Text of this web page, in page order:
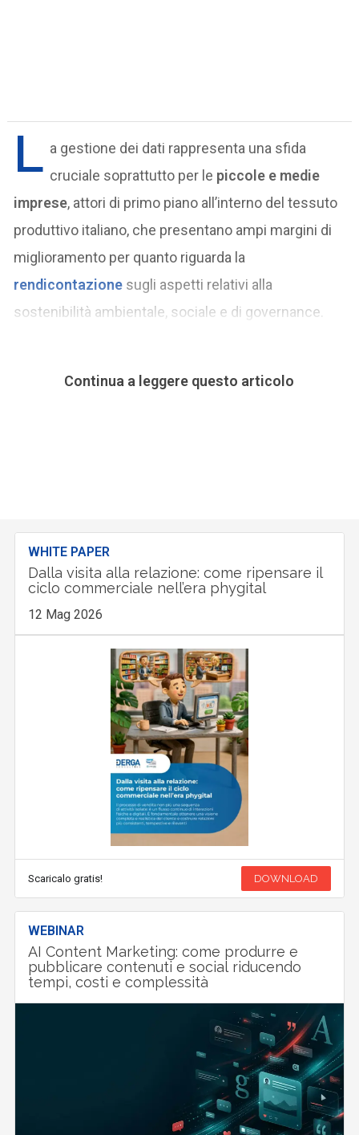
L a gestione dei dati rappresenta una sfida
cruciale soprattutto per le piccole e medie
imprese, attori di primo piano all’interno del tessuto
produttivo italiano, che presentano ampi margini di
miglioramento per quanto riguarda la
rendicontazione sugli aspetti relativi alla
sostenibilità ambientale, sociale e di governance.
Continua a leggere questo articolo
WHITE PAPER
Dalla visita alla relazione: come ripensare il
ciclo commerciale nell’era phygital
12 Mag 2026
Scaricalo gratis! DOWNLOAD
WEBINAR
AI Content Marketing: come produrre e
pubblicare contenuti e social riducendo
tempi, costi e complessità